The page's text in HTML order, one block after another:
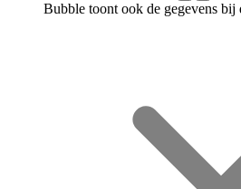
Bubble toont ook de gegevens bij